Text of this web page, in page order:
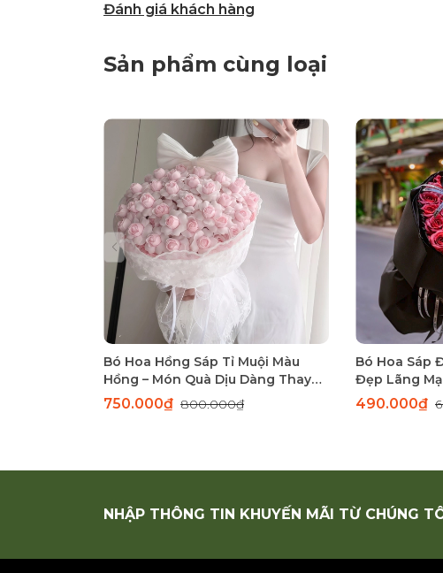
Đánh giá khách hàng
Sản phẩm cùng loại
Bó Hoa Hồng Sáp Tỉ Muội Màu
Hồng – Món Quà Dịu Dàng Thay
Lời Yêu Thương
750.000₫ 800.000₫
Bó Hoa Sáp
Đẹp Lãng
490.000₫
NHẬP THÔNG TIN KHUYẾN MÃI TỪ CHÚNG